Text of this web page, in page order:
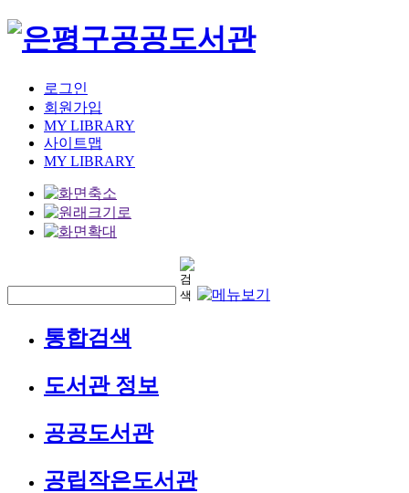
로그인
회원가입
MY LIBRARY
사이트맵
MY LIBRARY
통합검색
도서관 정보
공공도서관
공립작은도서관